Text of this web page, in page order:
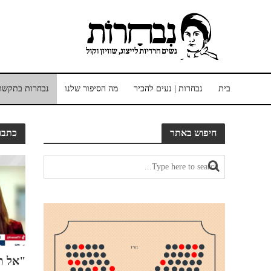
בית נבחרות | נעים להכיר מה הסיפור שלנו נבחרות
תעסוקת נשים חרדיות – לא מה
"אל
חיפוש באתר